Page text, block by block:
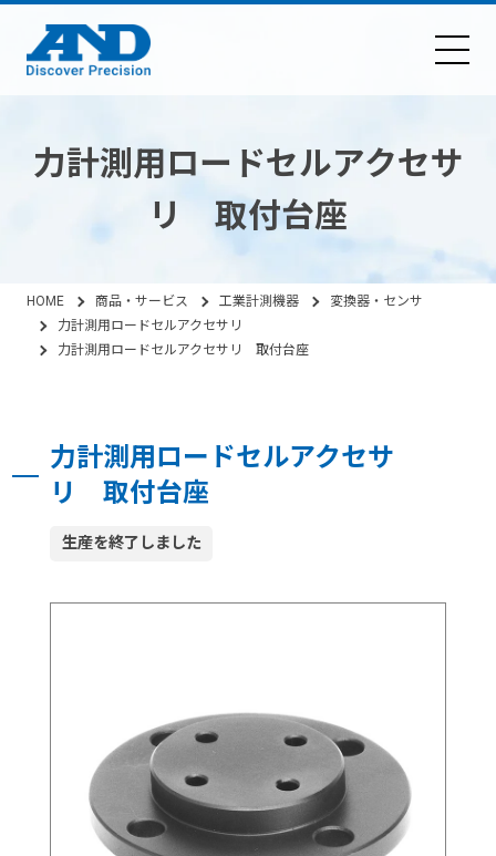
力計測用ロードセルアクセサ
リ 取付台座
HOME 商品・サービス 工業計測機器
変換器・センサ
力計測用ロードセルアクセサリ
力計測用ロードセルアクセサリ 取付台座
力計測用ロードセルアクセサ
リ 取付台座
生産を終了しました